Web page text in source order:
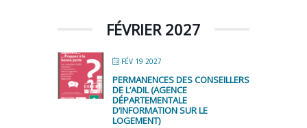
FÉVRIER 2027
FÉV 19 2027
PERMANENCES DES CONSEILLERS
DE L’ADIL (AGENCE
DÉPARTEMENTALE
D’INFORMATION SUR LE
LOGEMENT)